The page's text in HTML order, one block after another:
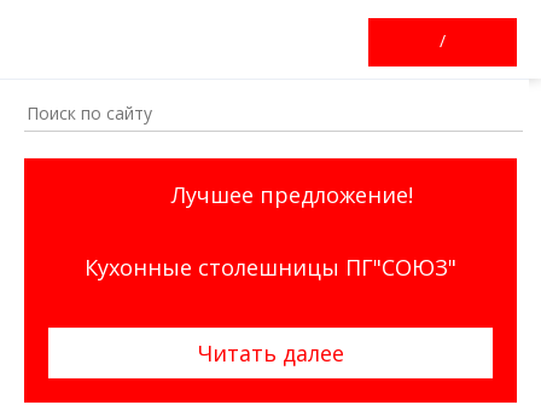
/
Лучшее предложение!
Кухонные столешницы ПГ"СОЮЗ"
Читать далее